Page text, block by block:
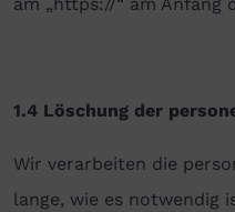
1.4 Löschung der
Wir verarbeiten die
lange, wie es notwendig